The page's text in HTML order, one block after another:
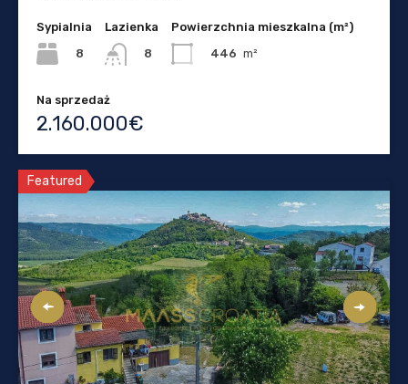
Sypialnia
8
Lazienka
8
Powierzchnia mieszkalna (m²)
446 m²
Na sprzedaż
2.160.000€
Featured